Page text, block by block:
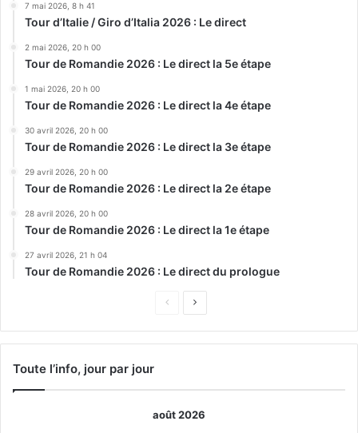
7 mai 2026, 8 h 41
Tour d’Italie / Giro d’Italia 2026 : Le direct
2 mai 2026, 20 h 00
Tour de Romandie 2026 : Le direct la 5e étape
1 mai 2026, 20 h 00
Tour de Romandie 2026 : Le direct la 4e étape
30 avril 2026, 20 h 00
Tour de Romandie 2026 : Le direct la 3e étape
29 avril 2026, 20 h 00
Tour de Romandie 2026 : Le direct la 2e étape
28 avril 2026, 20 h 00
Tour de Romandie 2026 : Le direct la 1e étape
27 avril 2026, 21 h 04
Tour de Romandie 2026 : Le direct du prologue
Page
Page
Toute l’info, jour par jour
août 2026